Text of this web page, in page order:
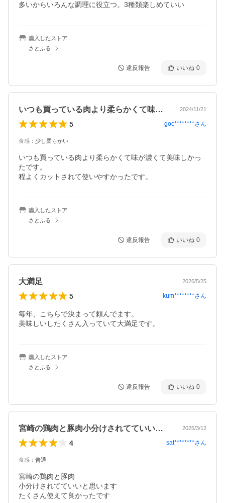
多いからいろんな調理に役立つ。3種類楽しめていい
購入したストア
さとふる
違反報告 いいね 0
いつも買っている肉より柔らかくて味が濃… 2024/11/21
5 goc********さん
食感 ： 少し柔らかい
いつも買っている肉より柔らかくて味が濃くて美味しかっ
たです。
程よくカットされて使いやすかったです。
購入したストア
さとふる
違反報告 いいね 0
大満足 2026/5/25
5 kum********さん
毎年、こちらで決まって頼んでます。
美味しいしたくさん入っていて大満足です。
購入したストア
さとふる
違反報告 いいね 0
宮崎の鶏肉と豚肉小分けされてていいと思… 2025/3/12
4 sat********さん
食感 ： 普通
宮崎の鶏肉と豚肉
小分けされてていいと思います